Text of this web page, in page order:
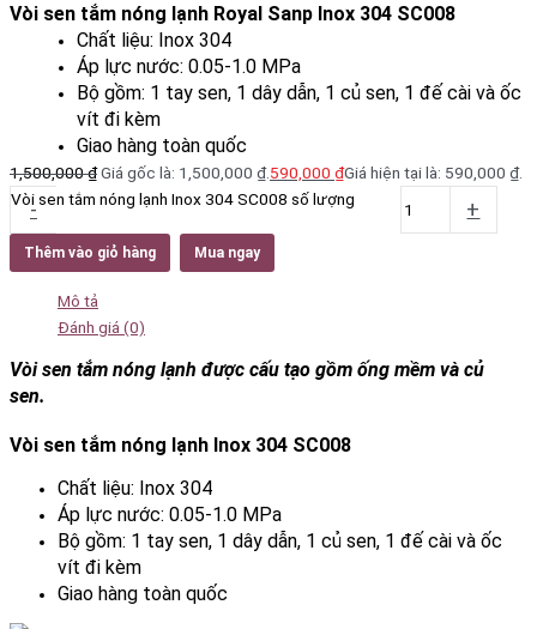
Vòi sen tắm nóng lạnh Royal Sanp Inox 304 SC008
Chất liệu: Inox 304
Áp lực nước: 0.05-1.0 MPa
Bộ gồm: 1 tay sen, 1 dây dẫn, 1 củ sen, 1 đế cài và ốc
vít đi kèm
Giao hàng toàn quốc
1,500,000₫Giá gốc là: 1,500,000 ₫.590,000 ₫Giá hiện tại là: 590,000 ₫.
-
Vòi sen tắm nóng lạnh Inox 304 SC008 số lượng +
Thêm vào giỏ hàng Mua ngay
Mô tả
Đánh giá (0)
Vòi sen tắm nóng lạnh được cấu tạo gồm ống mềm và củ
sen.
Vòi sen tắm nóng lạnh Inox 304 SC008
Chất liệu: Inox 304
Áp lực nước: 0.05-1.0 MPa
Bộ gồm: 1 tay sen, 1 dây dẫn, 1 củ sen, 1 đế cài và ốc
vít đi kèm
Giao hàng toàn quốc